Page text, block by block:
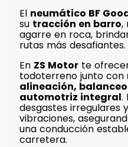
El neumático BF
su tracción en barro,
agarre en roca,
rutas más desafiantes.
En ZS Motor te
todoterreno junto con
alineación,
automotriz integral.
desgastes irregulares
vibraciones,
una conducción
carretera.